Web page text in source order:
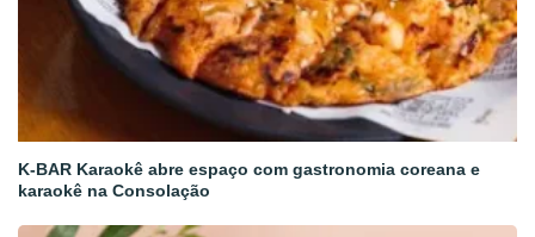
K-BAR Karaokê abre espaço com gastronomia coreana e
karaokê na Consolação